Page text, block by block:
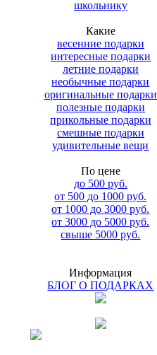
школьнику
Какие
весенние подарки
интересные подарки
летние подарки
необычные подарки
оригинальные подарки
полезные подарки
прикольные подарки
смешные подарки
удивительные вещи
По цене
до 500 руб.
от 500 до 1000 руб.
от 1000 до 3000 руб.
от 3000 до 5000 руб.
свыше 5000 руб.
Информация
БЛОГ О ПОДАРКАХ